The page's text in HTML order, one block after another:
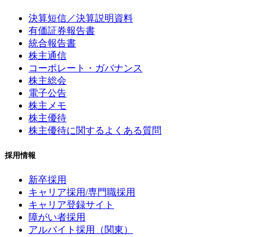
決算短信／決算説明資料
有価証券報告書
統合報告書
株主通信
コーポレート・ガバナンス
株主総会
電子公告
株主メモ
株主優待
株主優待に関するよくある質問
採用情報
新卒採用
キャリア採用/専門職採用
キャリア登録サイト
障がい者採用
アルバイト採用（関東）